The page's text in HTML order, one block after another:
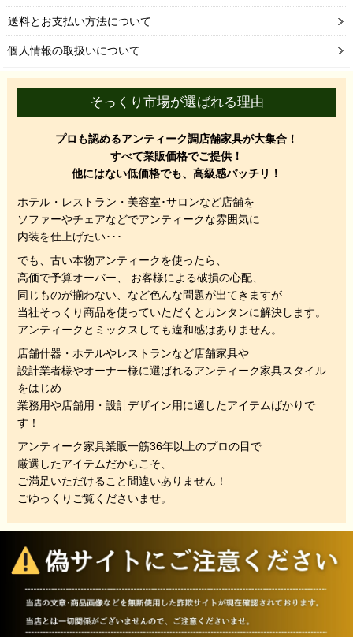
送料とお支払い方法について
個人情報の取扱いについて
そっくり市場が選ばれる理由
プロも認めるアンティーク調店舗家具が大集合！
すべて業販価格でご提供！
他にはない低価格でも、高級感バッチリ！
ホテル・レストラン・美容室･サロンなど店舗を
ソファーやチェアなどでアンティークな雰囲気に
内装を仕上げたい･･･
でも、 古い本物アンティークを使ったら、
高価で予算オーバー、 お客様による破損の心配、
同じものが揃わない、 など色んな問題が出てきますが
当社そっくり商品を使っていただくと カンタンに解決します。
アンティークとミックスしても違和感はありません。
店舗什器・ホテルやレストランなど店舗家具や
設計業者様やオーナー様に選ばれるアンティーク家具スタイル
をはじめ
業務用や店舗用・設計デザイン用に適したアイテムばかりで
す！
アンティーク家具業販一筋36年以上のプロの目で
厳選したアイテムだからこそ、
ご満足いただけること間違いありません！
ごゆっくりご覧くださいませ。